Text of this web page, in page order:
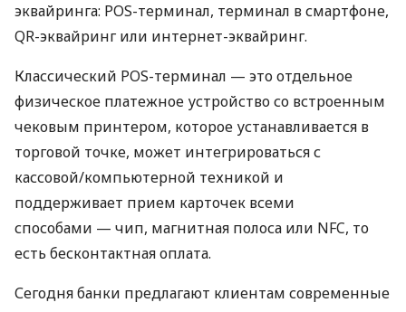
эквайринга: POS-терминал, терминал в смартфоне,
QR-эквайринг или интернет-эквайринг.
Классический POS-терминал — это отдельное
физическое платежное устройство со встроенным
чековым принтером, которое устанавливается в
торговой точке, может интегрироваться с
кассовой/компьютерной техникой и
поддерживает прием карточек всеми
способами — чип, магнитная полоса или NFC, то
есть бесконтактная оплата.
Сегодня банки предлагают клиентам современные